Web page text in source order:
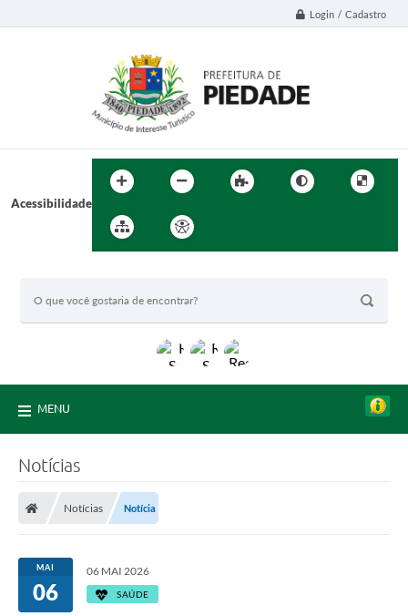
Login / Cadastro
Acessibilidade
MENU
Notícias
Notícias Notícia
MAI
06
06 MAI 2026
SAÚDE